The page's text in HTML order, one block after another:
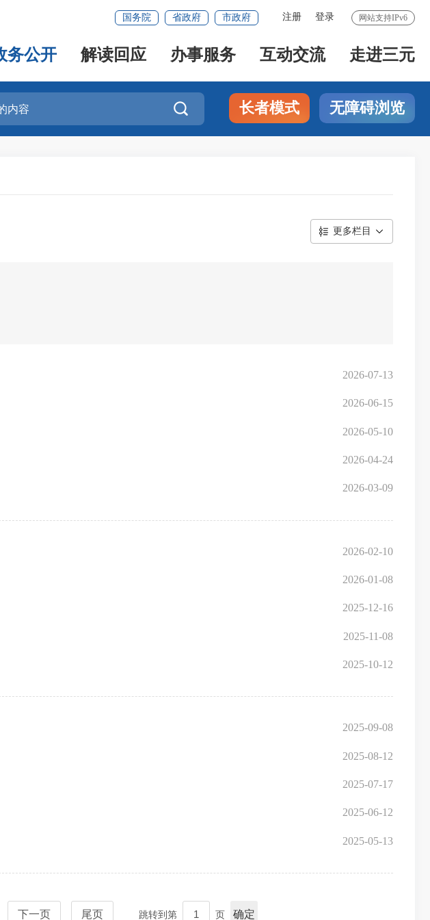
网站支持IPv6
注册 登录
国务院 省政府 市政府
务公开 解读回应 办事服务 互动交流 走进三元
 长者模式 无障碍浏览
更多栏目
2026-07-13
2026-06-15
2026-05-10
2026-04-24
2026-03-09
2026-02-10
2026-01-08
2025-12-16
2025-11-08
2025-10-12
2025-09-08
2025-08-12
2025-07-17
2025-06-12
2025-05-13
下一页 尾页 跳转到第 页 确定